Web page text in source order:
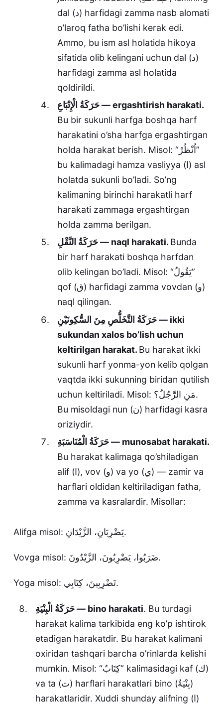
dal (د) harfidagi zamma nasb alomati
o’laroq fatha bo’lishi kerak edi.
Ammo, bu ism asl holatida hikoya
sifatida olib kelingani uchun dal (د)
harfidagi zamma asl holatida
qoldirildi.
حَرَكَةُ الْإِتْبَاعِ — ergashtirish harakati.
Bu bir sukunli harfga boshqa harf
harakatini o’sha harfga ergashtirgan
holda harakat berish. Misol: “اُنْظُرْ”
bu kalimadagi hamza vasliyya (ا) asl
holatda sukunli bo’ladi. So’ng
kalimaning birinchi harakatli harf
harakati zammaga ergashtirgan
holda zamma berilgan.
حَرَكَةُ النَّقْلِ — naql harakati. Bunda
bir harf harakati boshqa harfdan
olib kelingan bo’ladi. Misol: “يَقُولُ”
qof (ق) harfidagi zamma vovdan (و)
naql qilingan.
حَرَكَةُ التَّخَلُّصِ مِنَ السُّكِونَيْنِ — ikki
sukundan xalos bo’lish uchun
keltirilgan harakat. Bu harakat ikki
sukunli harf yonma-yon kelib qolgan
vaqtda ikki sukunning biridan qutilish
uchun keltiriladi. Misol: مَنِ الرَّجُلُ؟.
Bu misoldagi nun (ن) harfidagi kasra
oriziydir.
حَرَكَةُ الْمُنَاسَبَةِ — munosabat harakati.
Bu harakat kalimaga qo’shiladigan
alif (ا), vov (و) va yo (ي) — zamir va
harflari oldidan keltiriladigan fatha,
zamma va kasralardir. Misollar:
Alifga misol: يَضْرِبَانِ، الزَّيْدَانِ.
Vovga misol: ضَرَبُوا، يَضْرِبُونَ، الزَّيْدُونَ.
Yoga misol: تَضْرِبِينَ، كِتَابِي.
حَرَكَةُ الْبِنْيَةِ — bino harakati. Bu turdagi
harakat kalima tarkibida eng ko’p ishtirok
etadigan harakatdir. Bu harakat kalimani
oxiridan tashqari barcha o’rinlarda kelishi
mumkin. Misol: “كِتَابٌ” kalimasidagi kaf (ك)
va ta (ت) harflari harakatlari bino (بِنْيَةٌ)
harakatlaridir. Xuddi shunday alifning (ا)